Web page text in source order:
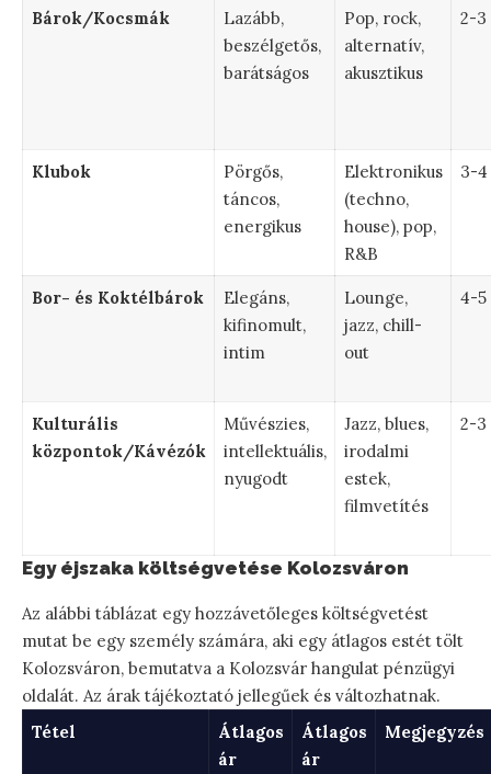
Bárok/Kocsmák
Lazább,
beszélgetős,
barátságos
Pop, rock,
alternatív,
akusztikus
2-3
Klubok
Pörgős,
táncos,
energikus
Elektronikus
(techno,
house), pop,
R&B
3-4
Bor- és Koktélbárok
Elegáns,
kifinomult,
intim
Lounge,
jazz, chill-
out
4-5
Kulturális
központok/Kávézók
Művészies,
intellektuális,
nyugodt
Jazz, blues,
irodalmi
estek,
filmvetítés
2-3
Egy éjszaka költségvetése Kolozsváron
Az alábbi táblázat egy hozzávetőleges költségvetést
mutat be egy személy számára, aki egy átlagos estét tölt
Kolozsváron, bemutatva a Kolozsvár hangulat pénzügyi
oldalát. Az árak tájékoztató jellegűek és változhatnak.
Tétel
Átlagos
ár
Átlagos
ár
Megjegyzés